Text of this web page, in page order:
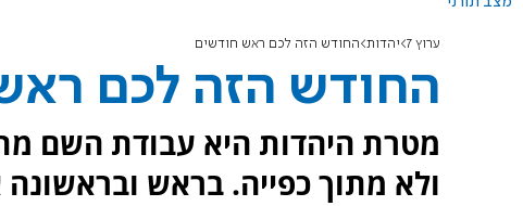
ערוץ 7 יהדות החודש הזה לכם ראש חודשים
החודש הזה לכם
מטרת היהדות היא עבודת השם
ולא מתוך כפייה. בראש